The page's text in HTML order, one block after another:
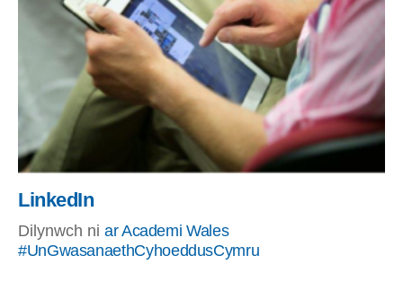
LinkedIn
Dilynwch ni ar Academi Wales
#UnGwasanaethCyhoeddusCymru